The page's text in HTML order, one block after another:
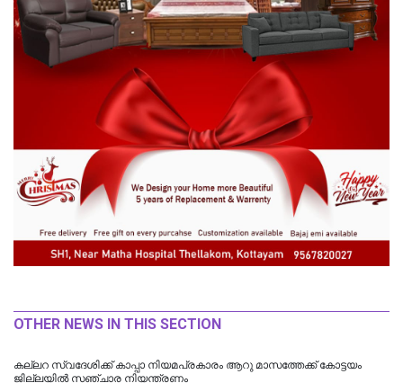
OTHER NEWS IN THIS SECTION
കല്ലറ സ്വദേശിക്ക് കാപ്പാ നിയമപ്രകാരം ആറു മാസത്തേക്ക് കോട്ടയം
ജില്ലയിൽ സഞ്ചാര നിയന്ത്രണം